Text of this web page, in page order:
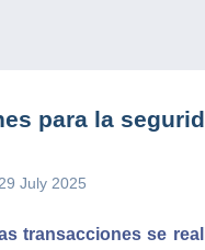
para la
July 2025
transacciones se